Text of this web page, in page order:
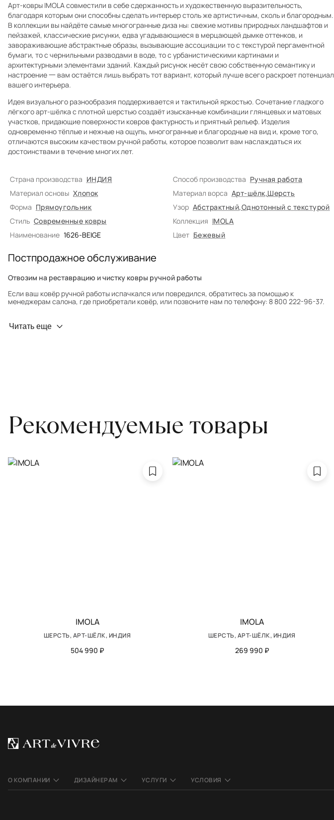
Арт-ковры IMOLA совместили в себе сдержанность и художественную выразительность,
благодаря которым они способны сделать интерьер столь же артистичным, сколь и благородным.
В коллекции вы найдёте самые многогранные диза ны: свежие мотивы природных ландшафтов и
пейзажей, классические рисунки, едва угадывающиеся в мерцающей дымке оттенков, и
завораживающие абстрактные образы, вызывающие ассоциации то с текстурой пергаментной
бумаги, то с чернильными разводами в воде, то с урбанистическими картинами и
архитектурными элементами зданий. Каждый рисунок несёт свою собственную семантику и
настроение 一 вам остаётся лишь выбрать тот вариант, который лучше всего раскроет потенциал
вашего интерьера.
Идея визуального разнообразия поддерживается и тактильной яркостью. Сочетание гладкого
лёгкого арт-шёлка с плотной шерстью создаёт изысканные комбинации глянцевых и матовых
участков, придающие поверхности ковров фактурность и приятный рельеф. Изделия
одновременно тёплые и нежные на ощупь, многогранные и благородные на вид и, кроме того,
отличаются высоким качеством ручной работы, которое позволит вам наслаждаться их
достоинствами в течение многих лет.
Страна производства ИНДИЯ Способ производства Ручная работа
Материал основы Хлопок Материал ворса Арт-шёлк,Шерсть
Форма Прямоугольник Узор Абстрактный,Однотонный с текстурой
Стиль Современные ковры Коллекция IMOLA
Наименование 1626-BEIGE Цвет Бежевый
Постпродажное обслуживание
Отвозим на реставрацию и чистку ковры ручной работы
Если ваш ковёр ручной работы испачкался или повредился, обратитесь за помощью к
менеджерам салона, где приобретали ковёр, или позвоните нам по телефону: 8 800 222-96-37.
Профилактика износа
Читать еще
Рекомендуемые товары
IMOLA
ШЕРСТЬ, АРТ-ШЁЛК, ИНДИЯ
504 990 ₽
IMOLA
ШЕРСТЬ, АРТ-ШЁЛК, ИНДИЯ
269 990 ₽
О КОМПАНИИ ДИЗАЙНЕРАМ УСЛУГИ УСЛОВИЯ